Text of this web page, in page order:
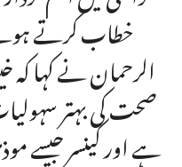
خطاب کرتے
الرحمان نے کہا کہ
صحت کی بہتر
ہے اور کینسر